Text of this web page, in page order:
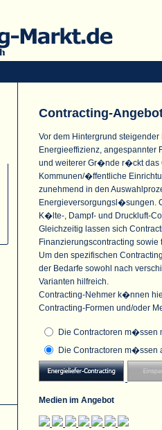
Contracting-
Vor dem Hintergrund
Energieeffizienz, angespannter
und weiterer Gr�nde r�ckt das
Kommunen/�ffentliche
zunehmend in den
Energieversorgungsl�sungen.
K�lte-, Dampf- und Druckluft-
Gleichzeitig lassen sich
Finanzierungscontracting
Um den spezifischen
der Bedarfe sowohl nach
Varianten hilfreich.
Contracting-Nehmer k�nnen
Contracting-Formen und/oder
Die Contractoren
Die Contractoren
Medien im Angebot